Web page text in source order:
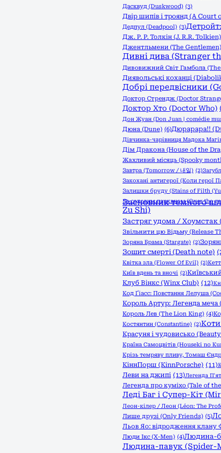
Дасквуд (Duskwood) (3)
Двір шипів і троянд (A Court
Дедпул (Deadpool) (3)
Дж. Р. Р. Толкін (J. R.R. Tolkien)
Джентльмени (The Gentlemen)
Дивні дива (Stranger
Дивовижний Світ Гамбола
Диявольські коханці
Добрі передвісники
Доктор Стрендж (Doctor
Доктор Хто (Doctor Who)
Дон Жуан (Don Juan | comédie
Дюна (Dune) (6)Дюрарара!!
Дівчинка-чарівниця Мадока
Дім Дракона (House of the
Жахливий місяць (Spooky
Завтра (Tomorrow / 내일) (2)
Закохані антигерої (Коли герої
Залишки бруду (Stains of Filth
За садовим парканом (Over the
Засновник темного
Zu Shi)
Застряг удома / Хоумстак
Звільнити цю Відьму (Release
Зоряна Брама (Stargate) (2)
Зошит смерті (Death note)
Квітка зла (Flower Of Evil) (2)
Київ вдень та вночі (2)
Клуб Вінкс (Winx Club) (12)
Код Ґіасс: Повстання Лелуша
Король Артур: Легенда меча
Король Лев (The Lion King) (4)
Костянтин (Constantine) (2)
Красуня і чудовисько
Країна Самоцвітів (Houseki no
Крізь темряву пливу, Томаш
КіннПорш (KinnPorsche) (11)
Леви на джипі (13)Легенда
Легенда про куміхо (Tale of
Леді Баг і Супер-Кіт
Леон-кілер / Леон (Léon: The
Лише друзі (Only Friends) (5)
Льов Яо: відродження клану
Люди Ікс (X-Men) (4)Людина-
Людина-павук (Spider-